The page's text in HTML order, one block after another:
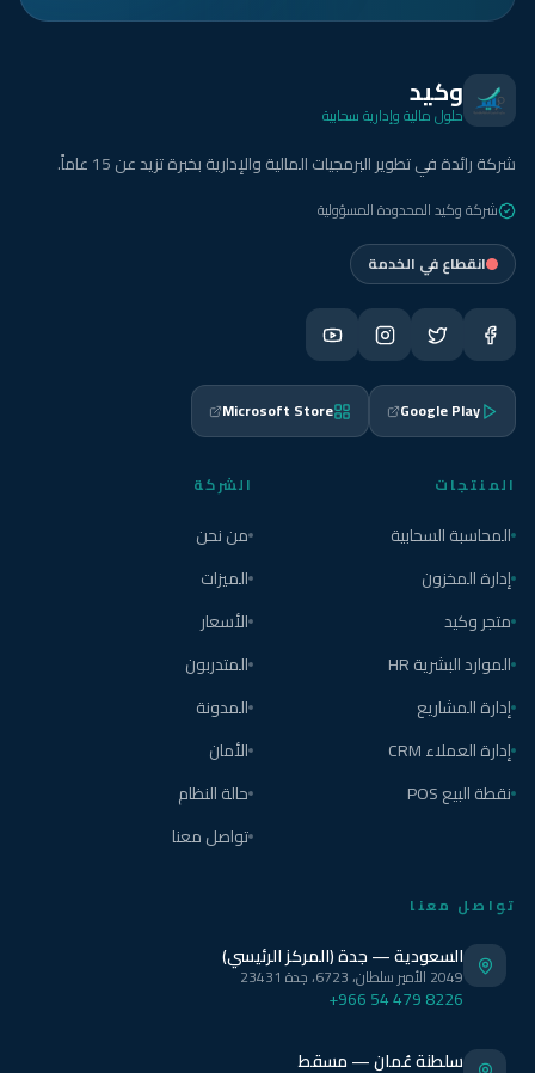
وكيد
حلول مالية وإدارية سحابية
شركة رائدة في تطوير البرمجيات المالية والإدارية بخبرة تزيد عن 15 عاماً.
شركة وكيد المحدودة المسؤولية
انقطاع في الخدمة
Google Play
Microsoft Store
المنتجات
المحاسبة السحابية
إدارة المخزون
متجر وكيد
الموارد البشرية HR
إدارة المشاريع
إدارة العملاء CRM
نقطة البيع POS
الشركة
من نحن
الميزات
الأسعار
المتدربون
المدونة
الأمان
حالة النظام
تواصل معنا
تواصل معنا
السعودية — جدة (المركز الرئيسي)
2049 الأمير سلطان، 6723، جدة 23431
+966 54 479 8226
سلطنة عُمان — مسقط